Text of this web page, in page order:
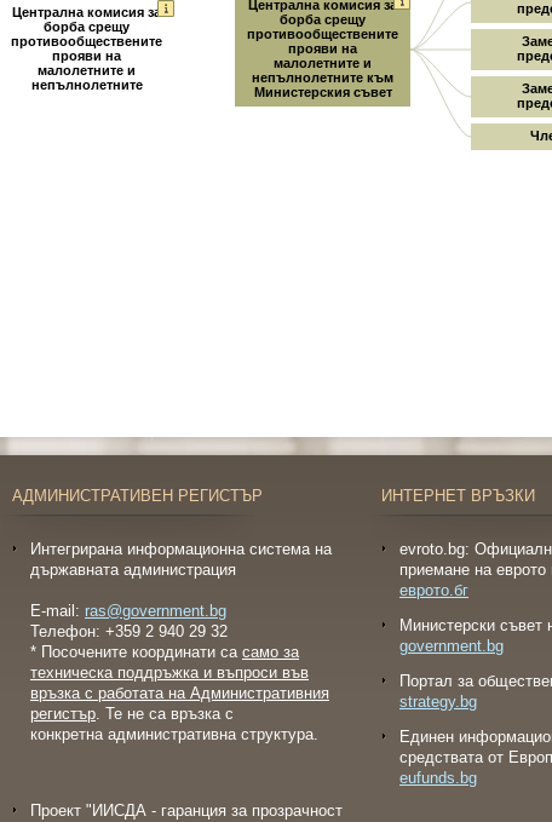
Централна комисия за
борба срещу
противообществените
прояви на
малолетните и
непълнолетните
Централна комисия за
борба срещу
противообществените
прояви на
малолетните и
непълнолетните към
Министерския съвет
АДМИНИСТРАТИВЕН РЕГИСТЪР
Интегрирана информационна система на
държавната администрация
E-mail: ras@government.bg
Телефон: +359 2 940 29 32
* Посочените координати са само за
техническа поддръжка и въпроси във
връзка с работата на Административния
регистър. Те не са връзка с
конкретна административна структура.
Проект "ИИСДА - гаранция за прозрачност
ИНТЕРНЕТ ВРЪЗКИ
evroto.bg:
приемане на
еврото.бг
Министерски съвет
government.bg
Портал за
strategy.bg
Eдинен
средствата от
eufunds.bg